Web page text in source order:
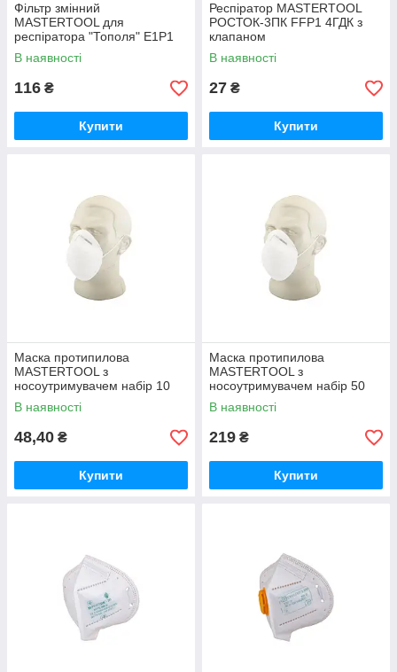
Фільтр змінний
MASTERTOOL для
респіратора "Тополя" Е1Р1
В наявності
116 ₴
Купити
Респіратор MASTERTOOL
РОСТОК-3ПК FFP1 4ГДК з
клапаном
В наявності
27 ₴
Купити
Маска протипилова
MASTERTOOL з
носоутримувачем набір 10
шт
В наявності
48,40 ₴
Купити
Маска протипилова
MASTERTOOL з
носоутримувачем набір 50
шт
В наявності
219 ₴
Купити